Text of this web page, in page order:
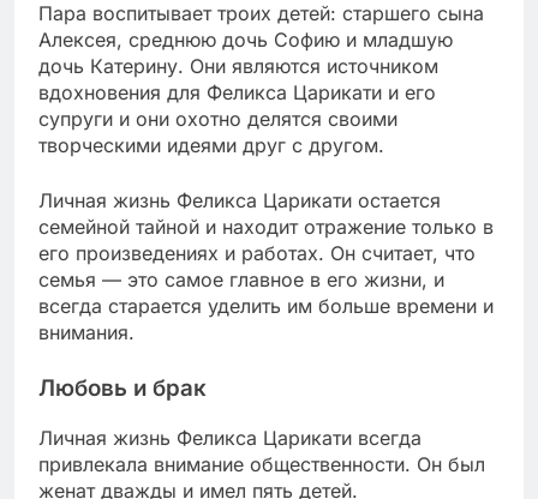
Пара воспитывает троих детей: старшего сына
Алексея, среднюю дочь Софию и младшую
дочь Катерину. Они являются источником
вдохновения для Феликса Царикати и его
супруги и они охотно делятся своими
творческими идеями друг с другом.
Личная жизнь Феликса Царикати остается
семейной тайной и находит отражение только в
его произведениях и работах. Он считает, что
семья — это самое главное в его жизни, и
всегда старается уделить им больше времени и
внимания.
Любовь и брак
Личная жизнь Феликса Царикати всегда
привлекала внимание общественности. Он был
женат дважды и имел пять детей.